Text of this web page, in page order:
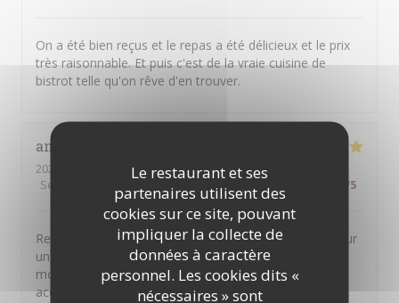
Le restaurant et ses
partenaires utilisent des
cookies sur ce site, pouvant
impliquer la collecte de
données à caractère
personnel. Les cookies dits «
nécessaires » sont
On a été bien reçus et le repas a été délicieux et le prix
très raisonnable. Et puis c'est de la vraie cuisine de
bistrot telle qu'on rêve d'en trouver.
anne
2026-08-04
- 20:30 - Couverts 5
Service
5 Cuisine Qualité / Prix /5
Restaurant très généreux avec des plats de qualité pour
un prix raisonnable ! Nous avons passé un super
moment et nous avons été très chaleureusement
accueillis ! Merci pour tout !